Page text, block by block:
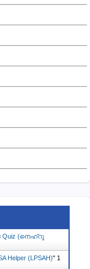
Quiz (നെഹ്‌റു
Helper (LPSAH)" 1